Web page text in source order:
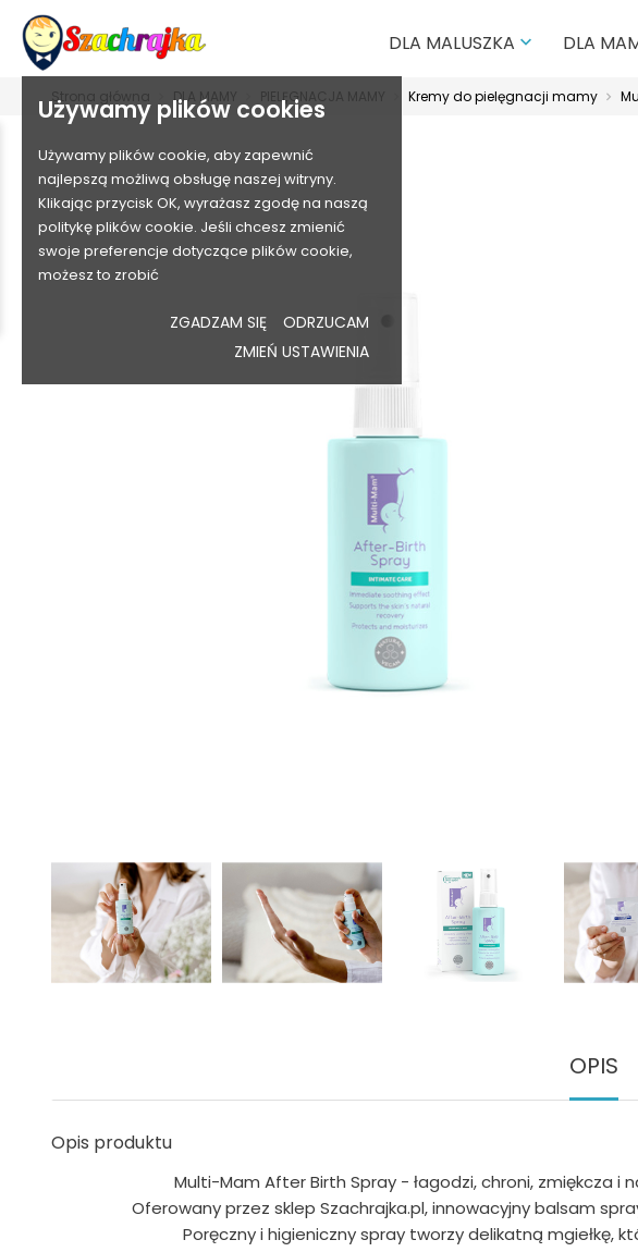
Używamy plików cookies
Używamy plików cookie, aby zapewnić
najlepszą możliwą obsługę naszej witryny.
Klikając przycisk OK, wyrażasz zgodę na naszą
politykę plików cookie. Jeśli chcesz zmienić
swoje preferencje dotyczące plików cookie,
możesz to zrobić
ZGADZAM SIĘ
ODRZUCAM
ZMIEŃ USTAWIENIA
DLA MALUSZKA  DLA
Strona główna DLA MAMY PIELĘGNACJA MAMY Kremy do pielęgnacji mamy
OPIS
Opis produktu
Multi-Mam After Birth Spray - łagodzi, chroni, zmiękcza i
Oferowany przez sklep Szachrajka.pl, innowacyjny balsam
Poręczny i higieniczny spray tworzy delikatną